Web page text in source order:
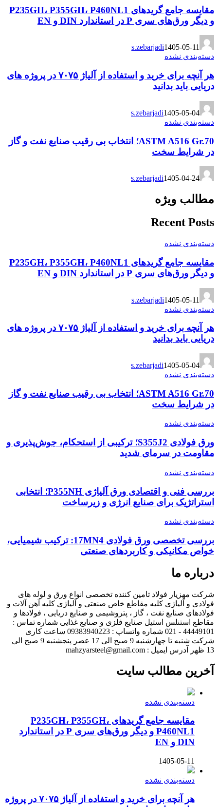
مقایسه جامع گریدهای P235GH، P355GH، P460NL1
و دیگر ورق‌های سری P در استاندارد DIN و EN
s.zebarjadi1405-05-11
دسته‌بندی نشده
هر آنچه برای خرید و استفاده از آلیاژ ۷۰۷۵ در پروژه های
دریایی باید بدانید
s.zebarjadi1405-05-04
دسته‌بندی نشده
ASTM A516 Gr.70؛ انتخاب بی رقیب صنایع نفت و گاز
در شرایط سخت
s.zebarjadi1405-04-24
مطالب ویژه
Recent Posts
دسته‌بندی نشده
مقایسه جامع گریدهای P235GH، P355GH، P460NL1
و دیگر ورق‌های سری P در استاندارد DIN و EN
s.zebarjadi1405-05-11
دسته‌بندی نشده
هر آنچه برای خرید و استفاده از آلیاژ ۷۰۷۵ در پروژه های
دریایی باید بدانید
s.zebarjadi1405-05-04
دسته‌بندی نشده
ASTM A516 Gr.70؛ انتخاب بی رقیب صنایع نفت و گاز
در شرایط سخت
دسته‌بندی نشده
ورق فولادی S355J2؛ ترکیبی از استحکام، جوش‌پذیری و
مقاومت در سرمای شدید
دسته‌بندی نشده
بررسی فنی و اقتصادی ورق آلیاژی P355NH؛ انتخابی
استراتژیک برای صنایع انرژی و زیرساخت
دسته‌بندی نشده
بررسی تخصصی ورق فولادی 17MN4: ترکیب شیمیایی،
خواص مکانیکی و کاربردهای صنعتی
درباره ما
شرکت مهزیار فولاد تامین کننده تخصصی انواع ورق و لوله های
فولادی و آلیاژی کلیه مقاطع خاص صنعتی و آلیاژی کلیه آهن آلات و
فولادهای صنایع نفت ، گاز ، پتروشیمی و صنایع دریایی ، فولادها و
مقاطع استنلس استیل صنایع فلزی و صنایع غذایی شماره تماس :
44449101 - 021 شماره واتساپ : 09383940223 ساعت کاری
شرکت شنبه تا چهارشنبه 9 صبح الی 17 عصر پنجشنبه 9 صبح الی
13 ظهر آدرس ایمیل : mahzyarsteel@gmail.com
آخرین مطالب سایت
دسته‌بندی نشده
مقایسه جامع گریدهای P235GH، P355GH،
P460NL1 و دیگر ورق‌های سری P در استاندارد
DIN و EN
1405-05-11
دسته‌بندی نشده
هر آنچه برای خرید و استفاده از آلیاژ ۷۰۷۵ در پروژه